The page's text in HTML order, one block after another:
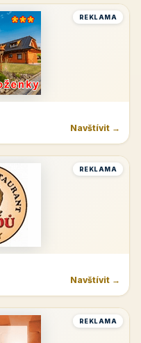
REKLAMA
Navštívit →
REKLAMA
Navštívit →
REKLAMA